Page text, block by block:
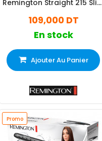
Remington Straight 215 Slim
109,000 DT
En stock
Ajouter Au Panier
Promo